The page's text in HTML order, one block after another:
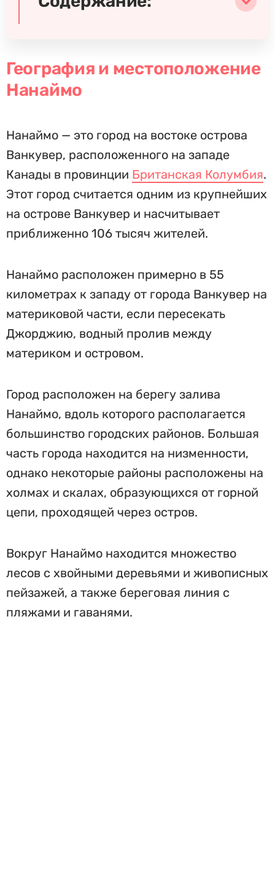
География и местоположение
Нанаймо
Нанаймо — это город на востоке острова
Ванкувер, расположенного на западе
Канады в провинции Британская Колумбия.
Этот город считается одним из крупнейших
на острове Ванкувер и насчитывает
приближенно 106 тысяч жителей.
Нанаймо расположен примерно в 55
километрах к западу от города Ванкувер на
материковой части, если пересекать
Джорджию, водный пролив между
материком и островом.
Город расположен на берегу залива
Нанаймо, вдоль которого располагается
большинство городских районов. Большая
часть города находится на низменности,
однако некоторые районы расположены на
холмах и скалах, образующихся от горной
цепи, проходящей через остров.
Вокруг Нанаймо находится множество
лесов с хвойными деревьями и живописных
пейзажей, а также береговая линия с
пляжами и гаванями.